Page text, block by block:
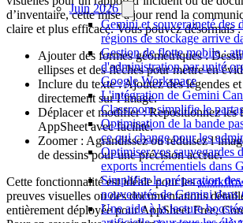
Juin 2026
Gemini et souveraineté des
régions de stockage arrive
Gestion de flotte mobile :
d'administration par unité
Google Workspace
L'intégration de Gemini
Classroom simplifie le
Optimisation de la bande
ce qui change pour les
Optimiser vos sauvegardes
exports incrémentiels dans
Simplifier la préparation
nouveautés de Gemini
Une aide à la lecture
d’inventaire, cette mise à jour rend la
claire et plus efficace. Vous pouvez désormais :
Ajouter des formes géométriques :
ellipses et des flèches pour mettre en
Inclure du texte : Ajoutez des légendes
directement sur l’image.
Déplacer et modifier : Repositionnez les
AppSheet avec facilité.
Zoomer : Agrandissez ou réduisez
de dessins pour une précision accrue.
Cette fonctionnalité est idéale pour les
preuves visuelles ou des documentations
entièrement déployée pour AppSheet Free,